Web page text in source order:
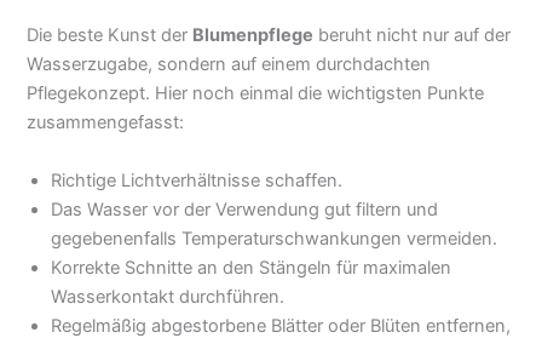
Die beste Kunst der Blumenpflege beruht nicht nur auf der
Wasserzugabe, sondern auf einem durchdachten
Pflegekonzept. Hier noch einmal die wichtigsten Punkte
zusammengefasst:
Richtige Lichtverhältnisse schaffen.
Das Wasser vor der Verwendung gut filtern und
gegebenenfalls Temperaturschwankungen vermeiden.
Korrekte Schnitte an den Stängeln für maximalen
Wasserkontakt durchführen.
Regelmäßig abgestorbene Blätter oder Blüten entfernen,